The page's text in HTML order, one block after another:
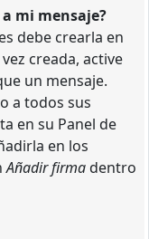
mi mensaje?
debe crearla en
creada, active
un mensaje.
a todos sus
en su Panel de
en los
Añadir firmadentro